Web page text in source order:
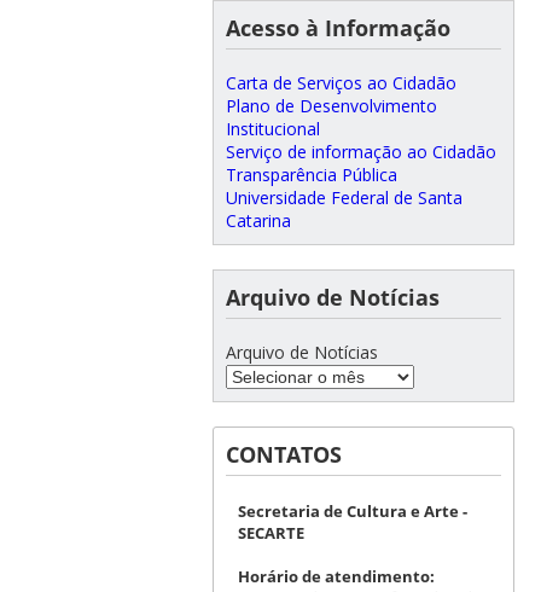
Acesso à Informação
Carta de Serviços ao Cidadão
Plano de Desenvolvimento
Institucional
Serviço de informação ao Cidadão
Transparência Pública
Universidade Federal de Santa
Catarina
Arquivo de Notícias
Arquivo de Notícias
CONTATOS
Secretaria de Cultura e Arte -
SECARTE
Horário de atendimento: